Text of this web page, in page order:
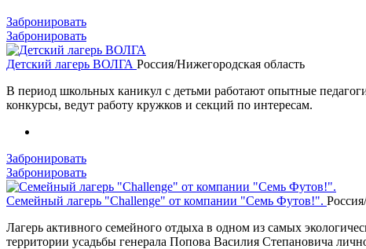
Забронировать
Забронировать
Детский лагерь ВОЛГА Россия/Нижегородская область
В период школьных каникул с детьми работают опытные
конкурсы, ведут работу кружков и секций по интересам.
Забронировать
Забронировать
Семейный лагерь "Challenge" от компании "Семь Футов!".
Лагерь активного семейного отдыха в одном из самых
территории усадьбы генерала Попова Василия Степановича